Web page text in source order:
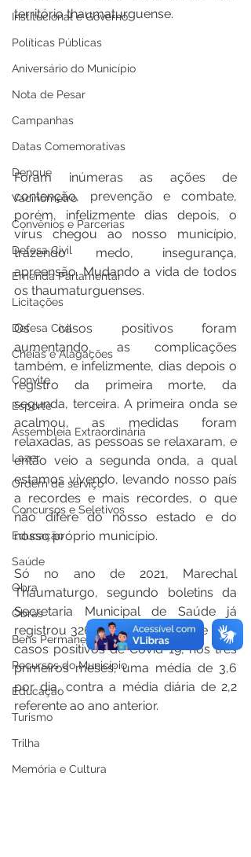
Institucional e Governo
Políticas Públicas
Aniversário do Município
Nota de Pesar
Campanhas
Datas Comemorativas
Dengue
Vacinômetro
Convênios e Parcerias
Defesa Civil
Emenda Parlamentar
Licitações
Defesa Civil
Cheias e Alagações
Convite
Esporte
Assembleia Extraordinária
Lazer
Ordem de serviço
Concursos e Seletivos
Educação
Saúde
Obra
Obras
Bens Permanentes
Recursos do Município
Educação
Turismo
Trilha
Memória e Cultura
território thaumaturguense.
Foram inúmeras as ações de
contenção, prevenção e combate,
porém, infelizmente dias depois, o
vírus chegou ao nosso município,
trazendo medo, insegurança,
apreensão. Mudando a vida de todos
os thaumaturguenses.
Os casos positivos foram
aumentando, as complicações
também, e infelizmente, dias depois o
registro da primeira morte, da
segunda, terceira. A primeira onda se
acalmou, as medidas foram
relaxadas, as pessoas se relaxaram, e
então veio a segunda onda, a qual
estamos vivendo, levando nosso país
a recordes e mais recordes, o que
não difere do nosso estado e do
nosso próprio município.
Só no ano de 2021, Marechal
Thaumaturgo, segundo boletins da
Secretaria Municipal de Saúde já
registrou 326 (trezentos e vinte e seis)
casos positivos de Covid-19, nos três
primeiros meses; uma média de 3,6
por dia, contra a média diária de 2,2
referente ao ano anterior.